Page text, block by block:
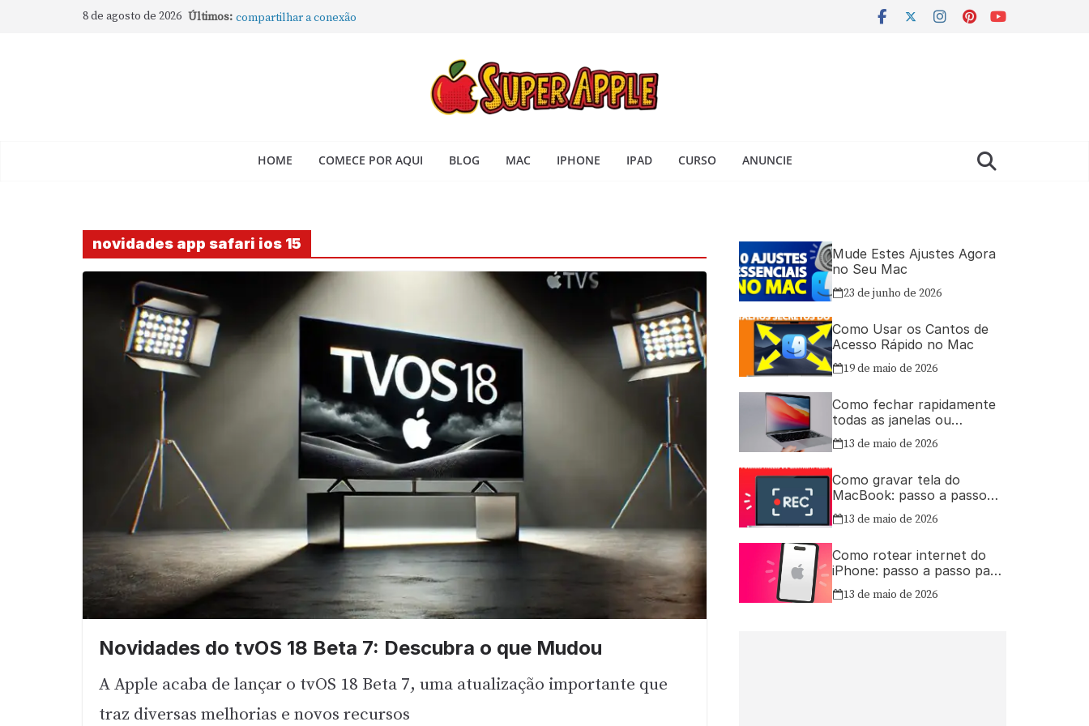
8 de agosto de 2026 Últimos:
Como rotear internet do iPhone: passo a passo para
compartilhar a conexão
Como Usar os Cantos de Acesso Rápido no Mac
Como fechar rapidamente todas as janelas ou aplicativos
Como gravar tela do MacBook: passo a passo simples
HOME COMECE POR AQUI BLOG MAC IPHONE IPAD CURSO ANUNCIE
novidades app safari ios 15
Novidades do tvOS 18 Beta 7: Descubra o que Mudou
A Apple acaba de lançar o tvOS 18 Beta 7, uma atualização importante que
traz diversas melhorias e novos recursos
Mude Estes Ajustes Agora
no Seu Mac
23 de junho de 2026
Como Usar os Cantos de
Acesso Rápido no Mac
19 de maio de 2026
Como fechar rapidamente
todas as janelas ou
aplicativos abertos no Mac
13 de maio de 2026
Como gravar tela do
MacBook: passo a passo
simples
13 de maio de 2026
Como rotear internet do
iPhone: passo a passo para
compartilhar a conexão
13 de maio de 2026